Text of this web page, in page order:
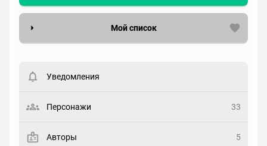
Мой список
Статус
Уведомления
Персонажи 33
Авторы 5